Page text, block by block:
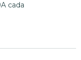
cada